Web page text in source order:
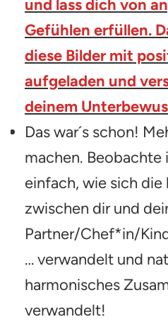
und lass dich von
Gefühlen erfüllen.
diese Bilder mit
aufgeladen und
deinem
Das war´s schon!
machen. Beobachte
einfach, wie sich
zwischen dir und
Partner/Chef*in/
… verwandelt und
harmonisches
verwandelt!